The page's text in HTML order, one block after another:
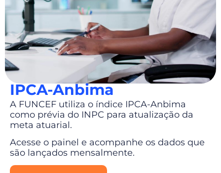
IPCA-Anbima
A FUNCEF utiliza o índice IPCA-Anbima
como prévia do INPC para atualização da
meta atuarial.
Acesse o painel e acompanhe os dados que
são lançados mensalmente.